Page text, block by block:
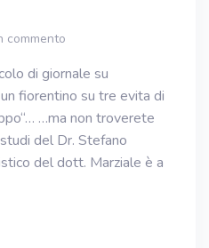
commento
di giornale su
fiorentino su tre evita di
…ma non troverete
del Dr. Stefano
del dott. Marziale è a